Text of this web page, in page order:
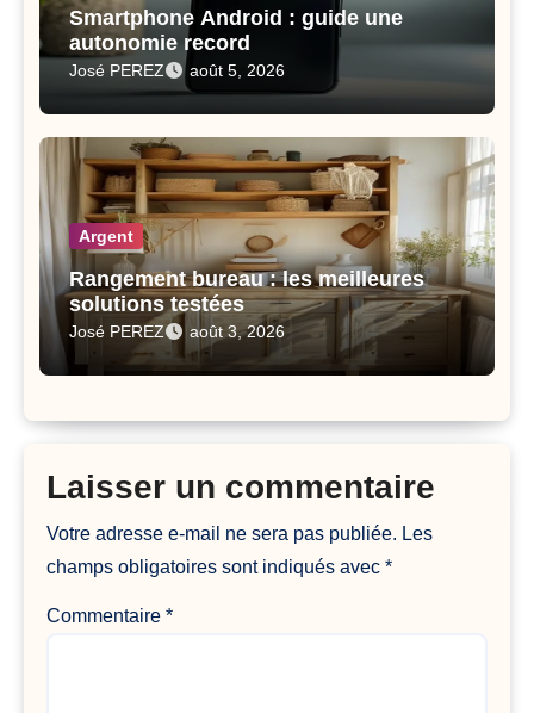
Smartphone Android : guide une
autonomie record
José PEREZ août 5, 2026
Argent
Rangement bureau : les meilleures
solutions testées
José PEREZ août 3, 2026
Laisser un commentaire
Votre adresse e-mail ne sera pas publiée. Les
champs obligatoires sont indiqués avec*
Commentaire*